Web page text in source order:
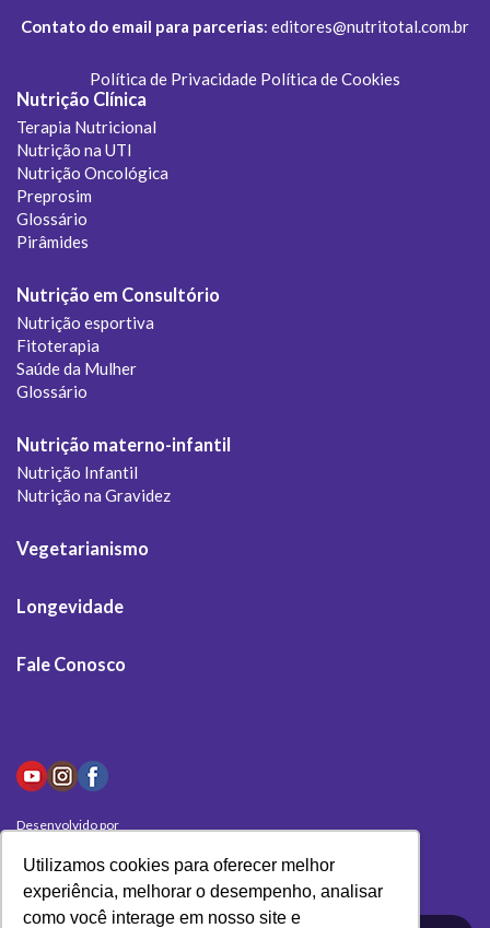
Utilizamos cookies para oferecer melhor
experiência, melhorar o desempenho, analisar
como você interage em nosso site e
Contato do email para parcerias: editores@nutritotal.com.br
Política de Privacidade Política de Cookies
Nutrição Clínica
Terapia Nutricional
Nutrição na UTI
Nutrição Oncológica
Preprosim
Glossário
Pirâmides
Nutrição em Consultório
Nutrição esportiva
Fitoterapia
Saúde da Mulher
Glossário
Nutrição materno-infantil
Nutrição Infantil
Nutrição na Gravidez
Vegetarianismo
Longevidade
Fale Conosco
Desenvolvido por